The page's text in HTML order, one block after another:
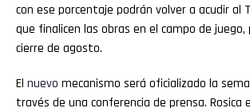
con ese porcentaje podrán volver a acudir al
que finalicen las obras en el campo de
cierre de agosto.
El nuevo mecanismo será oficializado la
través de una conferencia de prensa. Rosica